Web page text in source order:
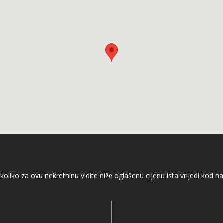
za ovu nekretninu vidite niže oglašenu cijenu ista vrijedi kod